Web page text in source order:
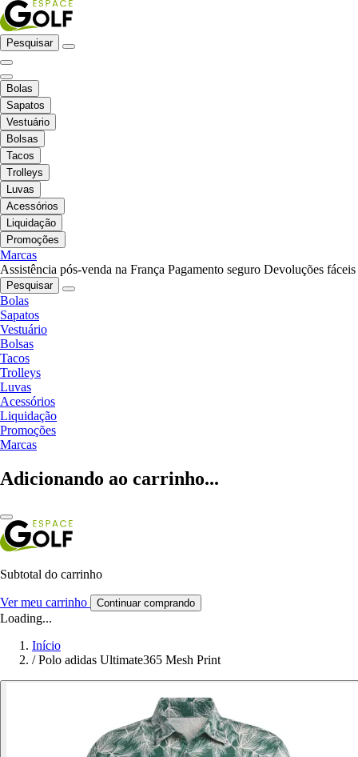
Pesquisar
Bolas
Sapatos
Vestuário
Bolsas
Tacos
Trolleys
Luvas
Acessórios
Liquidação
Promoções
Marcas
Assistência pós-venda na França Pagamento seguro Devoluções fáceis
Pesquisar
Bolas
Sapatos
Vestuário
Bolsas
Tacos
Trolleys
Luvas
Acessórios
Liquidação
Promoções
Marcas
Adicionando ao carrinho...
Subtotal do carrinho
Ver meu carrinho Continuar comprando
Loading...
Início
/ Polo adidas Ultimate365 Mesh Print